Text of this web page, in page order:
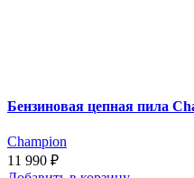
Бензиновая цепная пила
Champion
11 990 ₽